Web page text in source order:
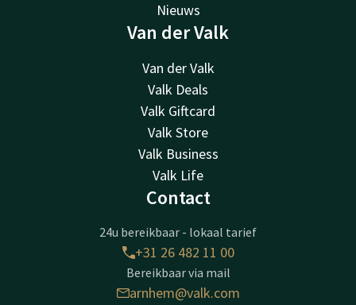
Nieuws
Van der Valk
Van der Valk
Valk Deals
Valk Giftcard
Valk Store
Valk Business
Valk Life
Contact
24u bereikbaar - lokaal tarief
+31 26 482 11 00
Bereikbaar via mail
arnhem@valk.com